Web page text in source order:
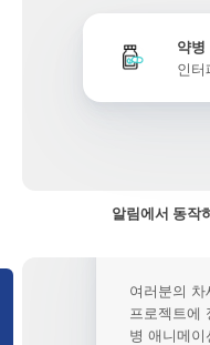
약병
인터
알림에서 동작
여러분의
프로젝트에
병 애니메이